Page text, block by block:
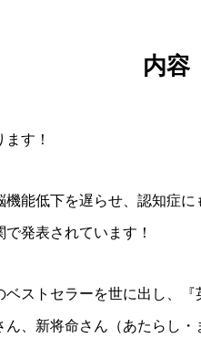
内容
す！
能低下を遅らせ、認知症
発表されています！
ストセラーを世に出し、
、新将命さん（あたらし